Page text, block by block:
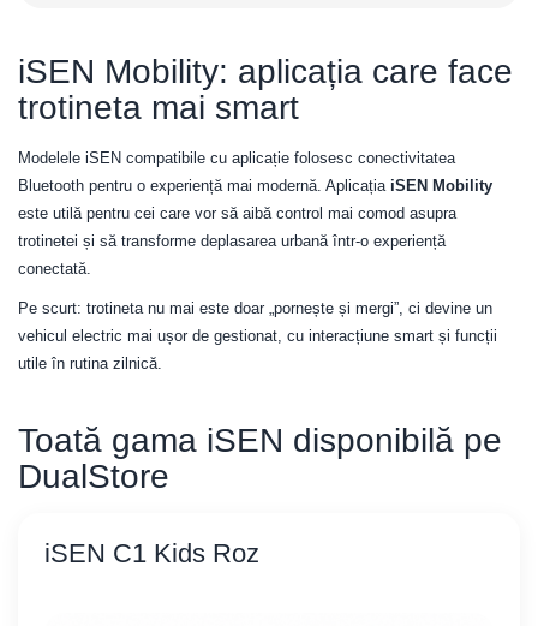
iSEN Mobility: aplicația care face
trotineta mai smart
Modelele iSEN compatibile cu aplicație folosesc conectivitatea
Bluetooth pentru o experiență mai modernă. Aplicația iSEN Mobility
este utilă pentru cei care vor să aibă control mai comod asupra
trotinetei și să transforme deplasarea urbană într-o experiență
conectată.
Pe scurt: trotineta nu mai este doar „pornește și mergi”, ci devine un
vehicul electric mai ușor de gestionat, cu interacțiune smart și funcții
utile în rutina zilnică.
Toată gama iSEN disponibilă pe
DualStore
iSEN C1 Kids Roz